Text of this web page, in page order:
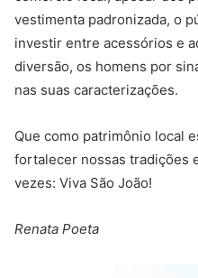
vestimenta padronizada, o
investir entre acessórios e
diversão, os homens por
nas suas caracterizações.
Que como patrimônio local
fortalecer nossas tradições
vezes: Viva São João!
Renata Poeta